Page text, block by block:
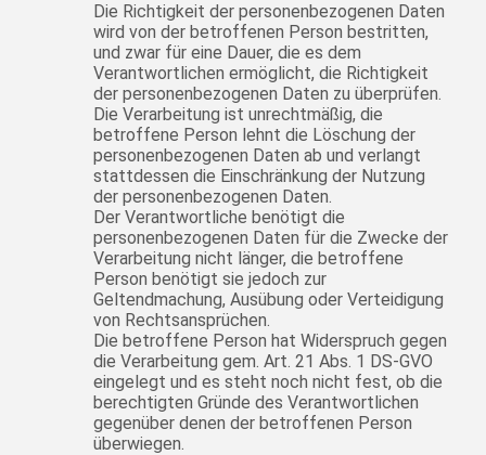
Die Richtigkeit der personenbezogenen Daten
wird von der betroffenen Person bestritten,
und zwar für eine Dauer, die es dem
Verantwortlichen ermöglicht, die Richtigkeit
der personenbezogenen Daten zu überprüfen.
Die Verarbeitung ist unrechtmäßig, die
betroffene Person lehnt die Löschung der
personenbezogenen Daten ab und verlangt
stattdessen die Einschränkung der Nutzung
der personenbezogenen Daten.
Der Verantwortliche benötigt die
personenbezogenen Daten für die Zwecke der
Verarbeitung nicht länger, die betroffene
Person benötigt sie jedoch zur
Geltendmachung, Ausübung oder Verteidigung
von Rechtsansprüchen.
Die betroffene Person hat Widerspruch gegen
die Verarbeitung gem. Art. 21 Abs. 1 DS-GVO
eingelegt und es steht noch nicht fest, ob die
berechtigten Gründe des Verantwortlichen
gegenüber denen der betroffenen Person
überwiegen.